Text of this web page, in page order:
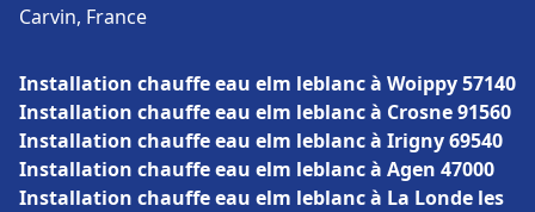
Carvin, France
Installation chauffe eau elm leblanc à Woippy 57140
Installation chauffe eau elm leblanc à Crosne 91560
Installation chauffe eau elm leblanc à Irigny 69540
Installation chauffe eau elm leblanc à Agen 47000
Installation chauffe eau elm leblanc à La Londe les